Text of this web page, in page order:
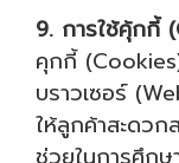
9. การใช้คุ้กกี้
คุกกี้
บราวเซอร์
ให้ลูกค้าสะดวก